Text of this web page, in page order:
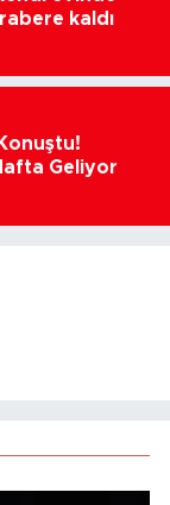
kaldı
Geliyor